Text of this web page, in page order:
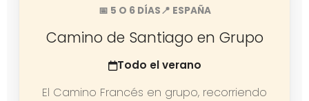
📅 5 O 6 DÍAS📍 ESPAÑA
Camino de Santiago en Grupo
Todo el verano
El Camino Francés en grupo, recorriendo